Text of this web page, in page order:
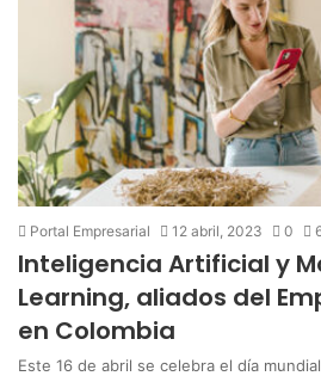
Portal Empresarial 12 abril, 2023 0
Inteligencia Artificial y
Learning, aliados del
en Colombia
Este 16 de abril se celebra el día